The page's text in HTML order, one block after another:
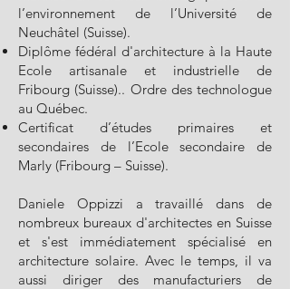
l’environnement de l’Université de
Neuchâtel (Suisse).
Diplôme fédéral d'architecture à la Haute
Ecole artisanale et industrielle de
Fribourg (Suisse).. Ordre des technologue
au Québec.
Certificat d’études primaires et
secondaires de l’Ecole secondaire de
Marly (Fribourg – Suisse).
Daniele Oppizzi a travaillé dans de
nombreux bureaux d'architectes en Suisse
et s'est immédiatement spécialisé en
architecture solaire. Avec le temps, il va
aussi diriger des manufacturiers de